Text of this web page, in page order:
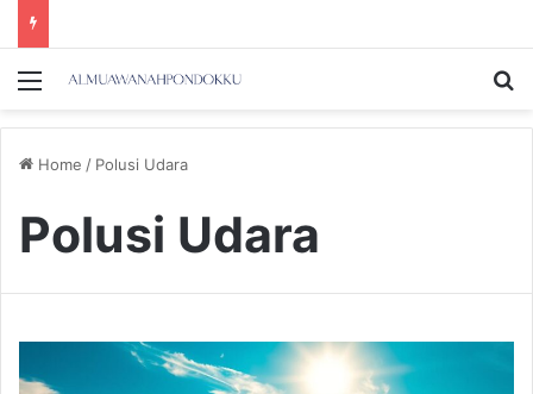
Menu
Home / Polusi Udara
Polusi Udara